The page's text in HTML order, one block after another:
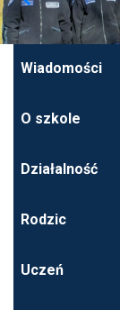
Wiadomości
O szkole
Działalność
Rodzic
Uczeń